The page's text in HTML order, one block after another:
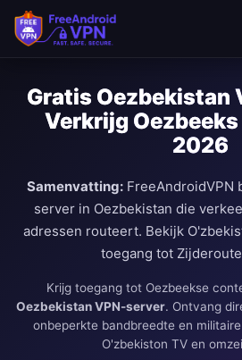
Ga naar hoofdinhoud
Gratis Oezbekistan
Verkrijg
2026
Samenvatting:FreeAndroidVPN
server in Oezbekistan die
adressen routeert. Bekijk
toegang tot
Krijg toegang tot Oezbeekse
Oezbekistan VPN-server. Ontvang
onbeperkte bandbreedte en
O'zbekiston TV en